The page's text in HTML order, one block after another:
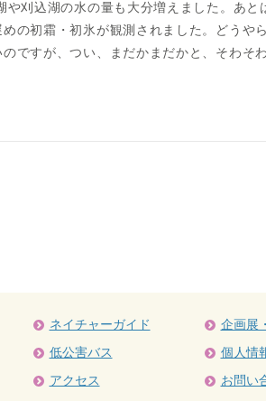
刈込湖の水の量も大分増えました。あと
の初霜・初氷が観測されました。どうや
ですが、つい、まだかまだかと、そわそ
ネイチャーガイド
低公害バス
アクセス
企画展
個人情
お問い